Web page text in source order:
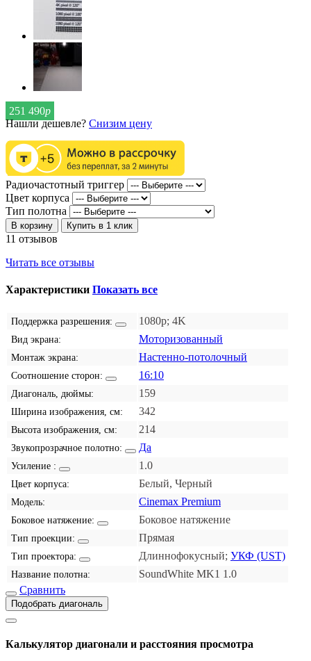
251 490р
Нашли дешевле? Снизим цену
Радиочастотный триггер
Цвет корпуса
Тип полотна
В корзину Купить в 1 клик
11 отзывов
Читать все отзывы
Характеристики Показать все
Поддержка разрешения: 1080p; 4K
Вид экрана: Моторизованный
Монтаж экрана: Настенно-потолочный
Соотношение сторон: 16:10
Диагональ, дюймы: 159
Ширина изображения, см: 342
Высота изображения, см: 214
Звукопрозрачное полотно: Да
Усиление : 1.0
Цвет корпуса: Белый, Черный
Модель: Cinemax Premium
Боковое натяжение: Боковое натяжение
Тип проекции: Прямая
Тип проектора: Длиннофокусный; УКФ (UST)
Название полотна:
SoundWhite MK1 1.0
Сравнить
Подобрать диагональ
Калькулятор диагонали и расстояния просмотра